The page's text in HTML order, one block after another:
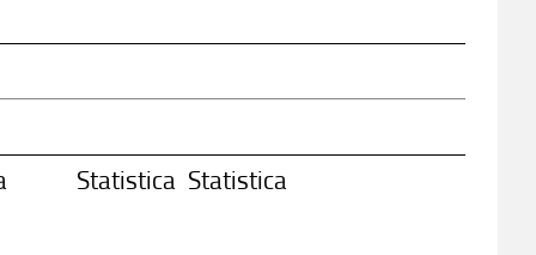
Statistica Statistica